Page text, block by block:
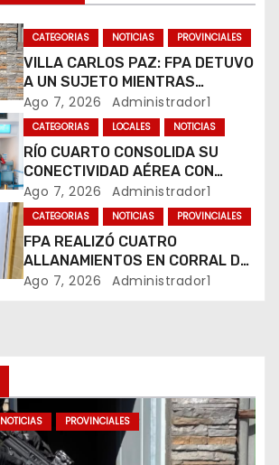
CATEGORIAS NOTICIAS PROVINCIALES
VILLA CARLOS PAZ: FPA DETUVO
A UN SUJETO MIENTRAS
COMERCIALIZABA COCAÍNA Y
MARIHUANA EN UNA PLAZA
Ago 7, 2026 Administrador1
CATEGORIAS LOCALES NOTICIAS
RÍO CUARTO CONSOLIDA SU
CONECTIVIDAD AÉREA CON
CUATRO VUELOS SEMANALES A
BUENOS AIRES
Ago 7, 2026 Administrador1
CATEGORIAS NOTICIAS PROVINCIALES
FPA REALIZÓ CUATRO
ALLANAMIENTOS EN CORRAL DE
BUSTOS-IFFLINGER
Ago 7, 2026 Administrador1
NOTICIAS PROVINCIALES